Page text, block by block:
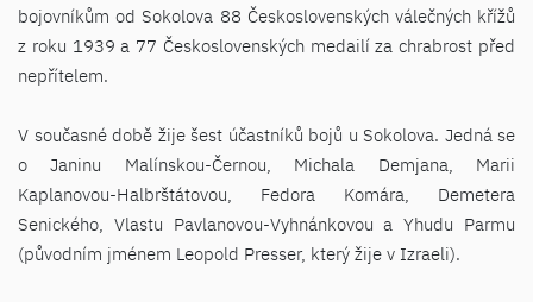
bojovníkům od Sokolova 88 Československých válečných křížů
z roku 1939 a 77 Československých medailí za chrabrost před
nepřítelem.
V současné době žije šest účastníků bojů u Sokolova. Jedná se
o Janinu Malínskou-Černou, Michala Demjana, Marii
Kaplanovou-Halbrštátovou, Fedora Komára, Demetera
Senického, Vlastu Pavlanovou-Vyhnánkovou a Yhudu Parmu
(původním jménem Leopold Presser, který žije v Izraeli).